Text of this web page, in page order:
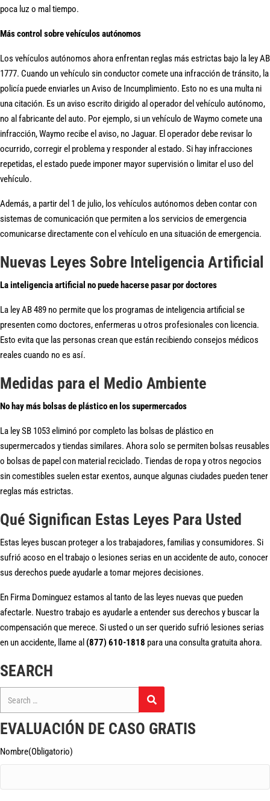
poca luz o mal tiempo.
Más control sobre vehículos autónomos
Los vehículos autónomos ahora enfrentan reglas más estrictas bajo la ley AB
1777. Cuando un vehículo sin conductor comete una infracción de tránsito, la
policía puede enviarles un Aviso de Incumplimiento. Esto no es una multa ni
una citación. Es un aviso escrito dirigido al operador del vehículo autónomo,
no al fabricante del auto. Por ejemplo, si un vehículo de Waymo comete una
infracción, Waymo recibe el aviso, no Jaguar. El operador debe revisar lo
ocurrido, corregir el problema y responder al estado. Si hay infracciones
repetidas, el estado puede imponer mayor supervisión o limitar el uso del
vehículo.
Además, a partir del 1 de julio, los vehículos autónomos deben contar con
sistemas de comunicación que permiten a los servicios de emergencia
comunicarse directamente con el vehículo en una situación de emergencia.
Nuevas Leyes Sobre Inteligencia Artificial
La inteligencia artificial no puede hacerse pasar por doctores
La ley AB 489 no permite que los programas de inteligencia artificial se
presenten como doctores, enfermeras u otros profesionales con licencia.
Esto evita que las personas crean que están recibiendo consejos médicos
reales cuando no es así.
Medidas para el Medio Ambiente
No hay más bolsas de plástico en los supermercados
La ley SB 1053 eliminó por completo las bolsas de plástico en
supermercados y tiendas similares. Ahora solo se permiten bolsas reusables
o bolsas de papel con material reciclado. Tiendas de ropa y otros negocios
sin comestibles suelen estar exentos, aunque algunas ciudades pueden tener
reglas más estrictas.
Qué Significan Estas Leyes Para Usted
Estas leyes buscan proteger a los trabajadores, familias y consumidores. Si
sufrió acoso en el trabajo o lesiones serias en un accidente de auto, conocer
sus derechos puede ayudarle a tomar mejores decisiones.
En Firma Dominguez estamos al tanto de las leyes nuevas que pueden
afectarle. Nuestro trabajo es ayudarle a entender sus derechos y buscar la
compensación que merece. Si usted o un ser querido sufrió lesiones serias
en un accidente, llame al (877) 610-1818 para una consulta gratuita ahora.
SEARCH
EVALUACIÓN DE CASO GRATIS
Nombre(Obligatorio)